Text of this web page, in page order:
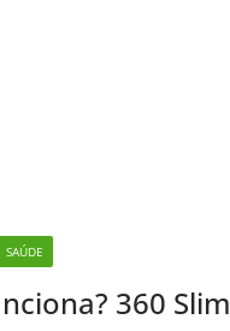
SAÚDE
360 Slim